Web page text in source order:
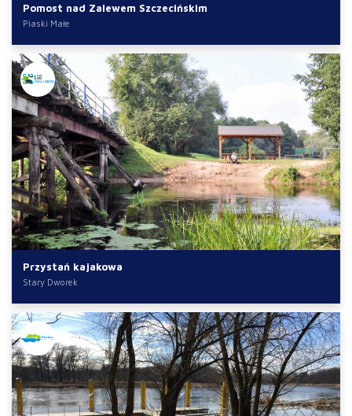
Pomost nad Zalewem Szczecińskim
Piaski Małe
Przystań kajakowa
Stary Dworek